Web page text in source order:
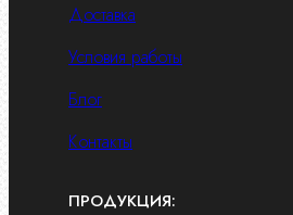
Доставка
Условия работы
Блог
Контакты
ПРОДУКЦИЯ: